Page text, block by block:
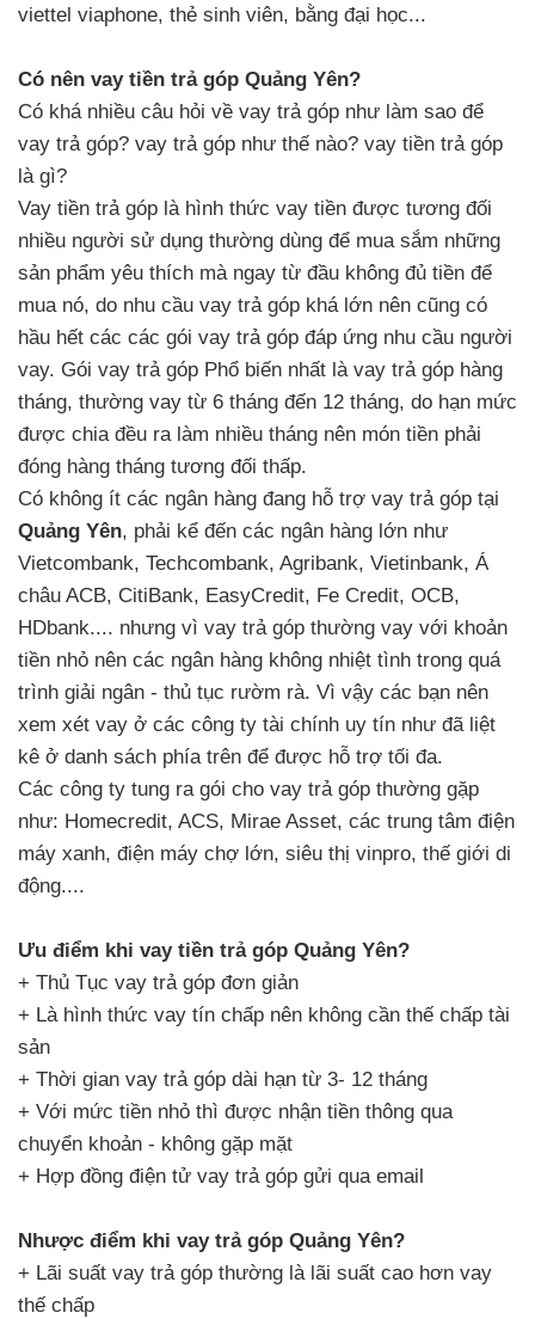
viettel viaphone, thẻ sinh viên, bằng đại học...
Có nên vay tiền trả góp Quảng Yên?
Có khá nhiều câu hỏi về vay trả góp như làm sao để
vay trả góp? vay trả góp như thế nào? vay tiền trả góp
là gì?
Vay tiền trả góp là hình thức vay tiền được tương đối
nhiều người sử dụng thường dùng để mua sắm những
sản phẩm yêu thích mà ngay từ đầu không đủ tiền để
mua nó, do nhu cầu vay trả góp khá lớn nên cũng có
hầu hết các các gói vay trả góp đáp ứng nhu cầu người
vay. Gói vay trả góp Phổ biến nhất là vay trả góp hàng
tháng, thường vay từ 6 tháng đến 12 tháng, do hạn mức
được chia đều ra làm nhiều tháng nên món tiền phải
đóng hàng tháng tương đối thấp.
Có không ít các ngân hàng đang hỗ trợ vay trả góp tại
Quảng Yên, phải kể đến các ngân hàng lớn như
Vietcombank, Techcombank, Agribank, Vietinbank, Á
châu ACB, CitiBank, EasyCredit, Fe Credit, OCB,
HDbank.... nhưng vì vay trả góp thường vay với khoản
tiền nhỏ nên các ngân hàng không nhiệt tình trong quá
trình giải ngân - thủ tục rườm rà. Vì vậy các bạn nên
xem xét vay ở các công ty tài chính uy tín như đã liệt
kê ở danh sách phía trên để được hỗ trợ tối đa.
Các công ty tung ra gói cho vay trả góp thường gặp
như: Homecredit, ACS, Mirae Asset, các trung tâm điện
máy xanh, điện máy chợ lớn, siêu thị vinpro, thế giới di
động....
Ưu điểm khi vay tiền trả góp Quảng Yên?
+ Thủ Tục vay trả góp đơn giản
+ Là hình thức vay tín chấp nên không cần thế chấp tài
sản
+ Thời gian vay trả góp dài hạn từ 3- 12 tháng
+ Với mức tiền nhỏ thì được nhận tiền thông qua
chuyển khoản - không gặp mặt
+ Hợp đồng điện tử vay trả góp gửi qua email
Nhược điểm khi vay trả góp Quảng Yên?
+ Lãi suất vay trả góp thường là lãi suất cao hơn vay
thế chấp